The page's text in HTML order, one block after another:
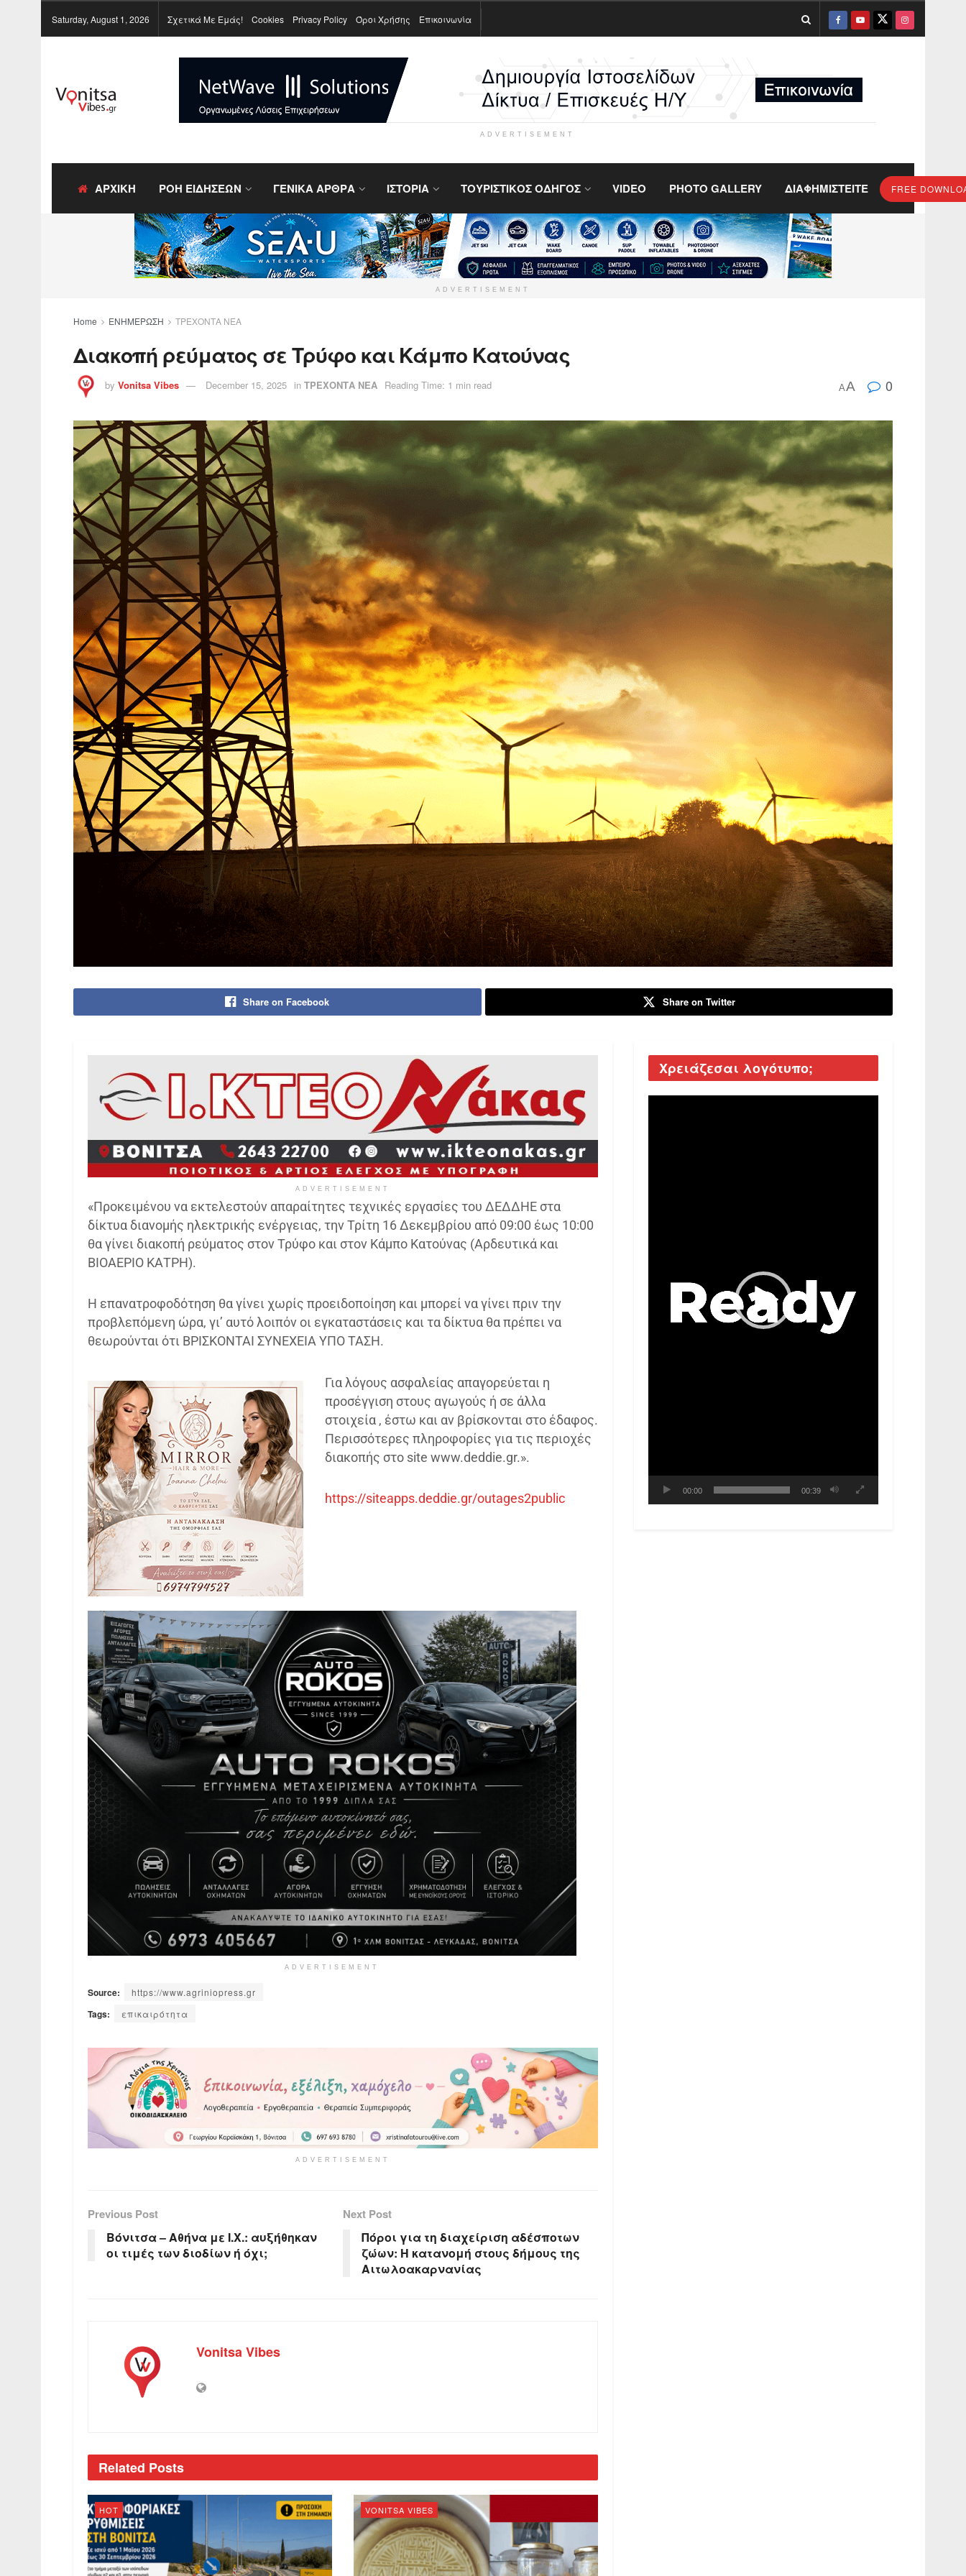
Saturday, August 1, 2026 Σχετικά Με Εμάς! Cookies Privacy Policy Όροι Χρήσης Επικοινωνία
ADVERTISEMENT
ΑΡΧΙΚΗ ΡΟΗ ΕΙΔΗΣΕΩΝ ΓΕΝΙΚΑ ΑΡΘΡΑ ΙΣΤΟΡΙΑ ΤΟΥΡΙΣΤΙΚΟΣ ΟΔΗΓΟΣ VIDEO PHOTO GALLERY ΔΙΑΦΗΜΙΣΤΕΙΤΕ FREE
ADVERTISEMENT
Home ΕΝΗΜΕΡΩΣΗ ΤΡΕΧΟΝΤΑ ΝΕΑ
Διακοπή ρεύματος σε Τρύφο και Κάμπο Κατούνας
by Vonitsa Vibes December 15, 2025 in ΤΡΕΧΟΝΤΑ ΝΕΑ Reading Time: 1 min read AA 0
Share on Facebook Share on Twitter
ADVERTISEMENT
«Προκειμένου να εκτελεστούν απαραίτητες τεχνικές εργασίες του ΔΕΔΔΗΕ στα
δίκτυα διανομής ηλεκτρικής ενέργειας, την Τρίτη 16 Δεκεμβρίου από 09:00 έως 10:00
θα γίνει διακοπή ρεύματος στον Τρύφο και στον Κάμπο Κατούνας (Αρδευτικά και
ΒΙΟΑΕΡΙΟ ΚΑΤΡΗ).
Η επανατροφοδότηση θα γίνει χωρίς προειδοποίηση και μπορεί να γίνει πριν την
προβλεπόμενη ώρα, γι’ αυτό λοιπόν οι εγκαταστάσεις και τα δίκτυα θα πρέπει να
θεωρούνται ότι ΒΡΙΣΚΟΝΤΑΙ ΣΥΝΕΧΕΙΑ ΥΠΟ ΤΑΣΗ.
Για λόγους ασφαλείας απαγορεύεται η
προσέγγιση στους αγωγούς ή σε άλλα
στοιχεία , έστω και αν βρίσκονται στο έδαφος.
Περισσότερες πληροφορίες για τις περιοχές
διακοπής στο site www.deddie.gr.».
https://siteapps.deddie.gr/outages2public
ADVERTISEMENT
Source: https://www.agriniopress.gr
Tags: επικαιρότητα
ADVERTISEMENT
Previous Post
Βόνιτσα – Αθήνα με Ι.Χ.: αυξήθηκαν
οι τιμές των διοδίων ή όχι;
Next Post
Πόροι για τη διαχείριση αδέσποτων
ζώων: Η κατανομή στους δήμους της
Αιτωλοακαρνανίας
Vonitsa Vibes
Related Posts
HOT VONITSA VIBES
Χρειάζεσαι λογότυπο;
00:00 00:39